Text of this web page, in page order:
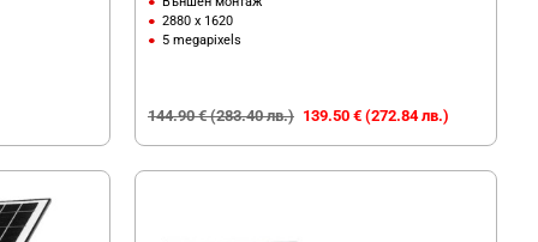
2880 x 1620
5 megapixels
139.50 € (272.84 лв.)
144.90 € (283.40 лв.)